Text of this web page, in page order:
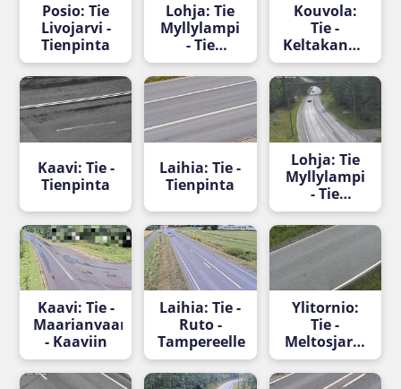
Posio: Tie
Livojarvi -
Tienpinta
Lohja: Tie
Myllylampi
- Tie
Turkuun
Kouvola:
Tie -
Keltakangas
- Tie
Matarojalle
Kaavi: Tie -
Tienpinta
Laihia: Tie -
Tienpinta
Lohja: Tie
Myllylampi
- Tie
Helsinkiin
Kaavi: Tie -
Maarianvaara
- Kaaviin
Laihia: Tie -
Ruto -
Tampereelle
Ylitornio:
Tie -
Meltosjarvi
- Tienpinta